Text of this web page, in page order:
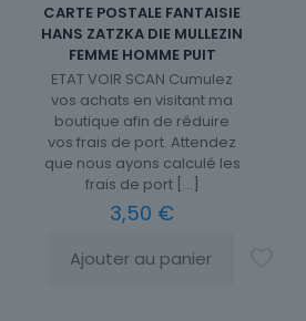
CARTE POSTALE FANTAISIE
HANS ZATZKA DIE MULLEZIN
FEMME HOMME PUIT
ETAT VOIR SCAN Cumulez
vos achats en visitant ma
boutique afin de réduire
vos frais de port. Attendez
que nous ayons calculé les
frais de port[…]
3,50 €
Ajouter au panier